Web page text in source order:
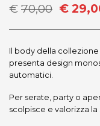
€ 70,00 Il
prezzo
€
Il body della
presenta design
automatici.
Per serate, party o
scolpisce e valorizza